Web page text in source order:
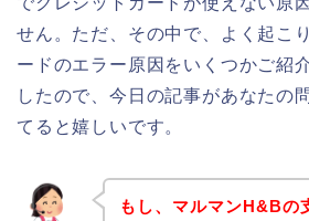
せん。ただ、その中で、よく起こ
ードのエラー原因をいくつかご紹
したので、今日の記事があなたの
てると嬉しいです。
もし、マルマンH&Bの